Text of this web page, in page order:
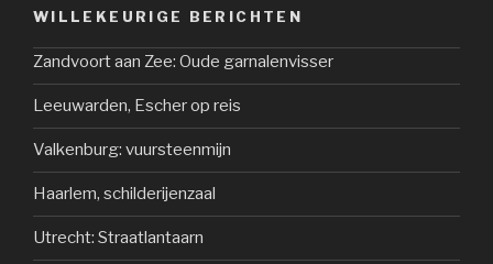
WILLEKEURIGE BERICHTEN
Zandvoort aan Zee: Oude garnalenvisser
Leeuwarden, Escher op reis
Valkenburg: vuursteenmijn
Haarlem, schilderijenzaal
Utrecht: Straatlantaarn